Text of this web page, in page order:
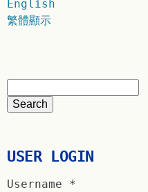
English
繁體顯示
USER LOGIN
Username *